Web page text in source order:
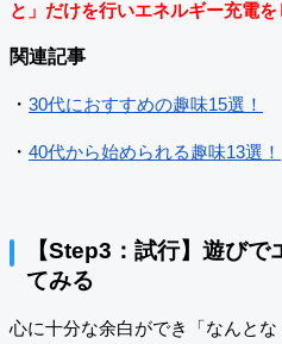
と」だけを行いエネルギー充電を
関連記事
・ 30代におすすめの趣味15選！
・ 40代から始められる趣味13選！
【Step3：試行】遊び
てみる
心に十分な余白ができ「なんと